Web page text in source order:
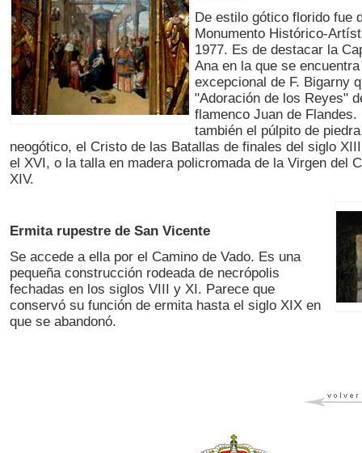
De estilo gótico florido fue
Monumento Histórico-
1977. Es de destacar la
Ana en la que se
excepcional de F. Bigarny
"Adoración de los Reyes"
flamenco Juan de Flandes.
también el púlpito de
neogótico, el Cristo de las Batallas de finales del siglo
el XVI, o la talla en madera policromada de la Virgen del
XIV.
Ermita rupestre de San Vicente
Se accede a ella por el Camino de Vado. Es una
pequeña construcción rodeada de necrópolis
fechadas en los siglos VIII y XI. Parece que
conservó su función de ermita hasta el siglo XIX en
que se abandonó.